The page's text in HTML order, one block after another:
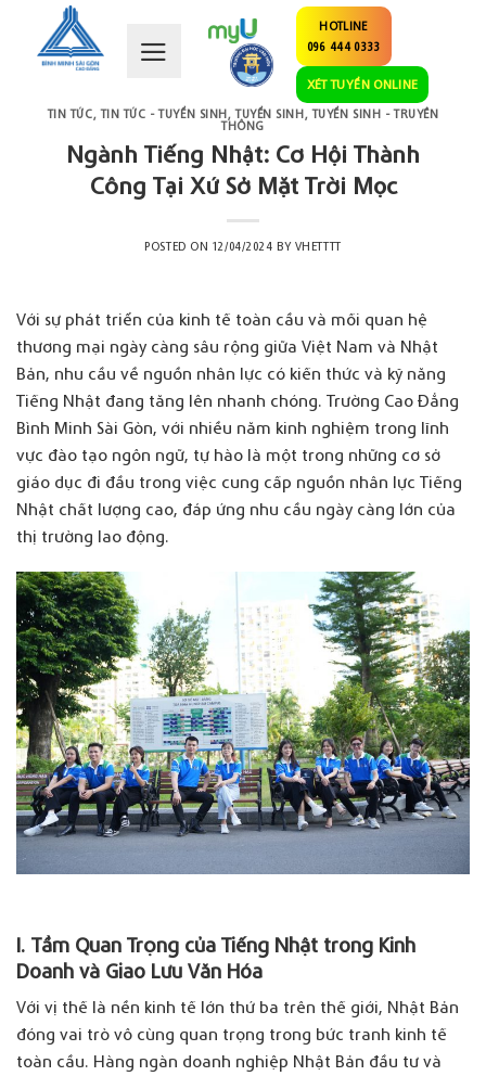
content
HOTLINE
096 444 0333
XÉT TUYỂN ONLINE
TIN TỨC,TIN TỨC - TUYỂN SINH,TUYỂN SINH,TUYỂN SINH - TRUYỀN
THÔNG
Ngành Tiếng Nhật: Cơ Hội Thành
Công Tại Xứ Sở Mặt Trời Mọc
POSTED ON 12/04/2024 BY VHETTTT
Với sự phát triển của kinh tế toàn cầu và mối quan hệ
thương mại ngày càng sâu rộng giữa Việt Nam và Nhật
Bản, nhu cầu về nguồn nhân lực có kiến thức và kỹ năng
Tiếng Nhật đang tăng lên nhanh chóng. Trường Cao Đẳng
Bình Minh Sài Gòn, với nhiều năm kinh nghiệm trong lĩnh
vực đào tạo ngôn ngữ, tự hào là một trong những cơ sở
giáo dục đi đầu trong việc cung cấp nguồn nhân lực Tiếng
Nhật chất lượng cao, đáp ứng nhu cầu ngày càng lớn của
thị trường lao động.
I. Tầm Quan Trọng của Tiếng Nhật trong Kinh
Doanh và Giao Lưu Văn Hóa
Với vị thế là nền kinh tế lớn thứ ba trên thế giới, Nhật Bản
đóng vai trò vô cùng quan trọng trong bức tranh kinh tế
toàn cầu. Hàng ngàn doanh nghiệp Nhật Bản đầu tư và